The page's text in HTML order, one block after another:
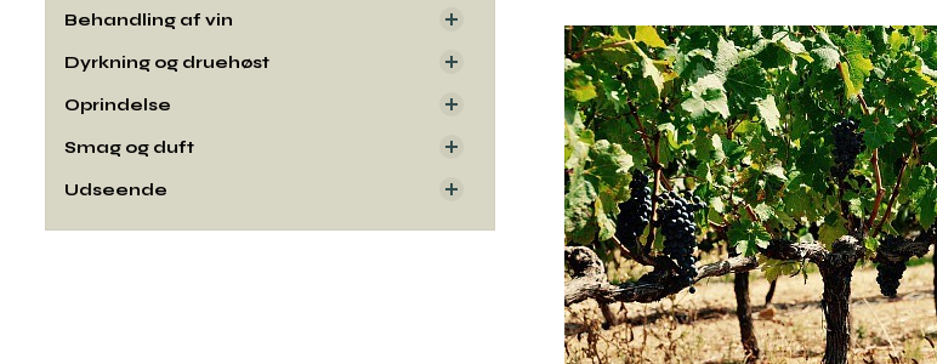
Behandling af vin
Dyrkning og druehøst
Oprindelse
Smag og duft
Udseende